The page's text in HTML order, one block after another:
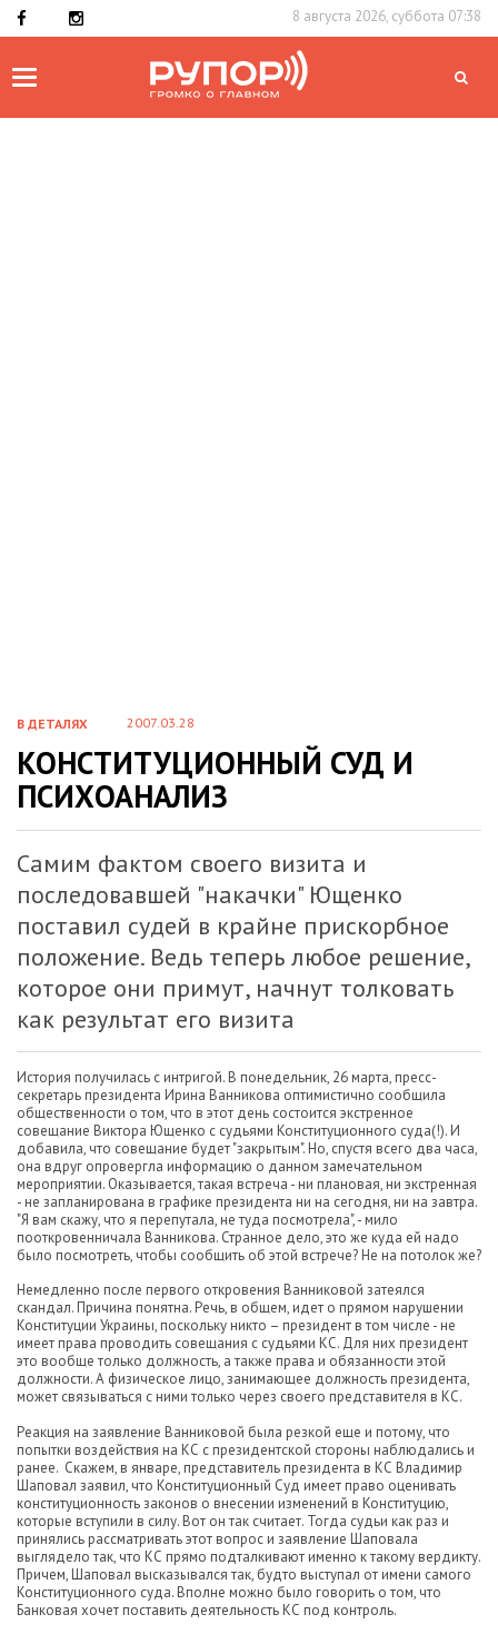
8 августа 2026, суббота 07:38
Toggle
В ДЕТАЛЯХ 2007.03.28
КОНСТИТУЦИОННЫЙ СУД И
ПСИХОАНАЛИЗ
Самим фактом своего визита и
последовавшей "накачки" Ющенко
поставил судей в крайне прискорбное
положение. Ведь теперь любое решение,
которое они примут, начнут толковать
как результат его визита
История получилась с интригой. В понедельник, 26 марта, пресс-
секретарь президента Ирина Ванникова оптимистично сообщила
общественности о том, что в этот день состоится экстренное
совещание Виктора Ющенко с судьями Конституционного суда(!). И
добавила, что совещание будет "закрытым". Но, спустя всего два часа,
она вдруг опровергла информацию о данном замечательном
мероприятии. Оказывается, такая встреча - ни плановая, ни экстренная
- не запланирована в графике президента ни на сегодня, ни на завтра.
"Я вам скажу, что я перепутала, не туда посмотрела", - мило
пооткровенничала Ванникова. Странное дело, это же куда ей надо
было посмотреть, чтобы сообщить об этой встрече? Не на потолок же?
Немедленно после первого откровения Ванниковой затеялся
скандал. Причина понятна. Речь, в общем, идет о прямом нарушении
Конституции Украины, поскольку никто – президент в том числе - не
имеет права проводить совещания с судьями КС. Для них президент
это вообще только должность, а также права и обязанности этой
должности. А физическое лицо, занимающее должность президента,
может связываться с ними только через своего представителя в КС.
Реакция на заявление Ванниковой была резкой еще и потому, что
попытки воздействия на КС с президентской стороны наблюдались и
ранее. Скажем, в январе, представитель президента в КС Владимир
Шаповал заявил, что Конституционный Суд имеет право оценивать
конституционность законов о внесении изменений в Конституцию,
которые вступили в силу. Вот он так считает. Тогда судьи как раз и
принялись рассматривать этот вопрос и заявление Шаповала
выглядело так, что КС прямо подталкивают именно к такому вердикту.
Причем, Шаповал высказывался так, будто выступал от имени самого
Конституционного суда. Вполне можно было говорить о том, что
Банковая хочет поставить деятельность КС под контроль.